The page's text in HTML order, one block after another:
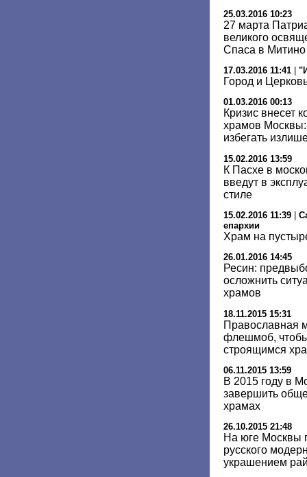
25.03.2016 10:23
27 марта
великого
Спаса в Митино
17.03.2016 11:41
Город и
01.03.2016 00:13
Кризис внесет
храмов Москвы:
избегать
15.02.2016 13:59
К Пасхе в
введут в
стиле
15.02.2016 11:39
епархии
Храм на
26.01.2016 14:45
Ресин:
осложнить
храмов
18.11.2015 15:31
Православная
флешмоб,
строящимся
06.11.2015 13:59
В 2015 году в
завершить
храмах
26.10.2015 21:48
На юге Москвы
русского
украшением